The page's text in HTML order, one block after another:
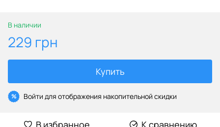
В наличии
229 грн
Купить
% Войти для отображения накопительной скидки
В избранное К сравнению